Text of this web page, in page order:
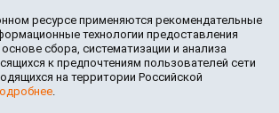
ресурсе применяются рекомендательные
технологии предоставления
сбора, систематизации и анализа
к предпочтениям пользователей сети
на территории Российской
.